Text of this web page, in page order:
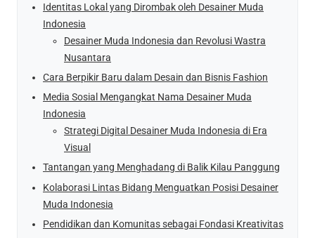
Identitas Lokal yang Dirombak oleh Desainer Muda
Indonesia
Desainer Muda Indonesia dan Revolusi Wastra
Nusantara
Cara Berpikir Baru dalam Desain dan Bisnis Fashion
Media Sosial Mengangkat Nama Desainer Muda
Indonesia
Strategi Digital Desainer Muda Indonesia di Era
Visual
Tantangan yang Menghadang di Balik Kilau Panggung
Kolaborasi Lintas Bidang Menguatkan Posisi Desainer
Muda Indonesia
Pendidikan dan Komunitas sebagai Fondasi Kreativitas